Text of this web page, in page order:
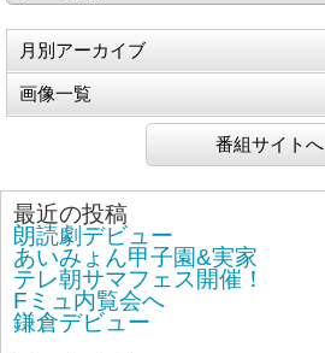
月別アーカイブ
画像一覧
番組サイトへ
最近の投稿
朗読劇デビュー
あいみょん甲子園&実家
テレ朝サマフェス開催！
Fミュ内覧会へ
鎌倉デビュー